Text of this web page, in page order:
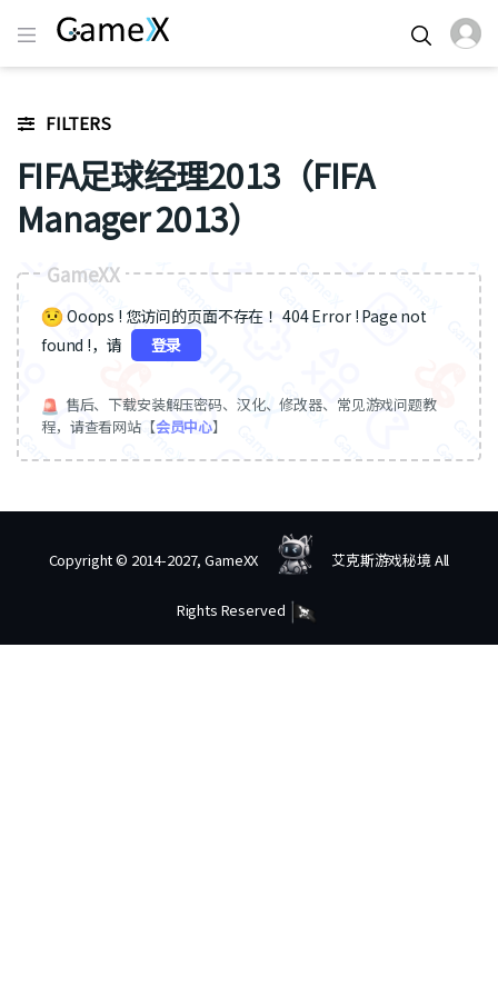
FILTERS
FIFA足球经理2013（FIFA
Manager 2013）
GameXX
Ooops ! 您访问的页面不存在 ！404 Error ! Page not
found !，请
登录
售后、下载安装解压密码、汉化、修改器、常见游戏问题教
程，请查看网站【会员中心】
Copyright © 2014-2027, GameXX 艾克斯游戏秘境 All
Rights Reserved